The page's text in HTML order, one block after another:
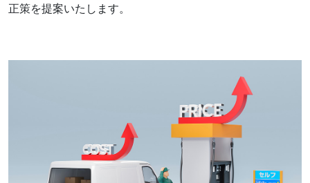
正策を提案いたします。